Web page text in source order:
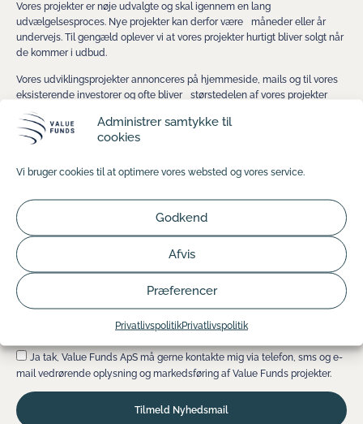
Administrer samtykke til
cookies
Vi bruger cookies til at optimere vores websted og vores service.
Godkend
Afvis
Præferencer
PrivatlivspolitikPrivatlivspolitik
Vores projekter er nøje udvalgte og skal igennem en lang
udvælgelsesproces. Nye projekter kan derfor være måneder eller år
undervejs. Til gengæld oplever vi at vores projekter hurtigt bliver solgt når
de kommer i udbud.
Vores udviklingsprojekter annonceres på hjemmeside, mails og til vores
eksisterende investorer og ofte bliver størstedelen af vores projekter
solgt til eksisterende investorer. Vi oplever derfor at nye investorer
kommer for sent!
Med interesselisten har du mulighed for at holde dig løbende orienteret
forberedt, når vi udbyder nye projekter.
Ja tak, Value Funds ApS må gerne kontakte mig via telefon, sms og e-
mail vedrørende oplysning og markedsføring af Value Funds projekter.
Tilmeld Nyhedsmail